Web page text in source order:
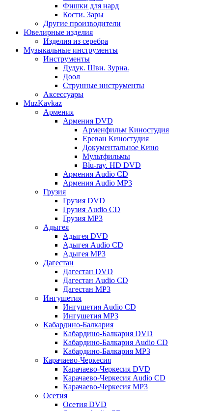
Фишки для нард
Кости. Зары
Другие производители
Ювелирные изделия
Изделия из серебра
Музыкальные инструменты
Инструменты
Дудук. Шви. Зурна.
Доол
Струнные инструменты
Аксессуары
MuzKavkaz
Армения
Армения DVD
Арменфильм Киностудия
Ереван Киностудия
Документальное Кино
Мультфильмы
Blu-ray. HD DVD
Армения Audio CD
Армения Audio MP3
Грузия
Грузия DVD
Грузия Audio CD
Грузия MP3
Адыгея
Адыгея DVD
Адыгея Audio CD
Адыгея MP3
Дагестан
Дагестан DVD
Дагестан Audio CD
Дагестан MP3
Ингушетия
Ингушетия Audio CD
Ингушетия MP3
Кабардино-Балкария
Кабардино-Балкария DVD
Кабардино-Балкария Audio CD
Кабардино-Балкария MP3
Карачаево-Черкесия
Карачаево-Черкесия DVD
Карачаево-Черкесия Audio CD
Карачаево-Черкесия MP3
Осетия
Осетия DVD